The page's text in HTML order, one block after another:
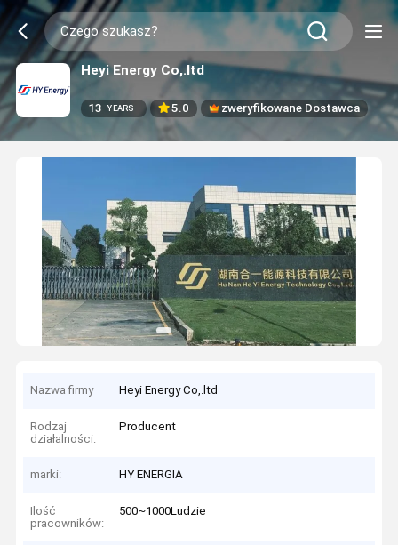
Heyi Energy Co,.ltd
13 YEARS 5.0 zweryfikowane Dostawca
Nazwa firmy Heyi Energy Co,.ltd
Rodzaj
działalności:
Producent
marki: HY ENERGIA
Ilość
pracowników:
500~1000Ludzie